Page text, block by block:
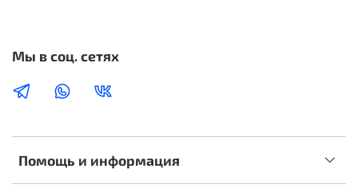
Помощь и информация
Мы в соц. сетях